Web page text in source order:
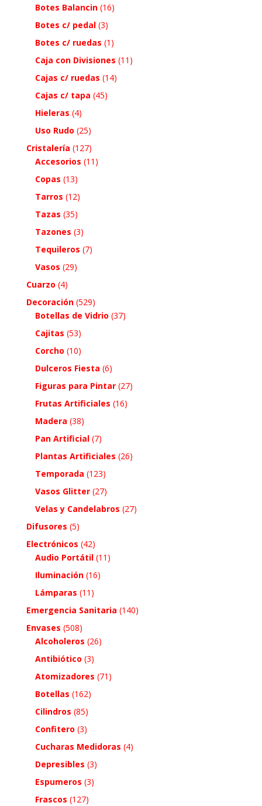
Botes Balancin (16)
Botes c/ pedal (3)
Botes c/ ruedas (1)
Caja con Divisiones (11)
Cajas c/ ruedas (14)
Cajas c/ tapa (45)
Hieleras (4)
Uso Rudo (25)
Cristalería (127)
Accesorios (11)
Copas (13)
Tarros (12)
Tazas (35)
Tazones (3)
Tequileros (7)
Vasos (29)
Cuarzo (4)
Decoración (529)
Botellas de Vidrio (37)
Cajitas (53)
Corcho (10)
Dulceros Fiesta (6)
Figuras para Pintar (27)
Frutas Artificiales (16)
Madera (38)
Pan Artificial (7)
Plantas Artificiales (26)
Temporada (123)
Vasos Glitter (27)
Velas y Candelabros (27)
Difusores (5)
Electrónicos (42)
Audio Portátil (11)
Iluminación (16)
Lámparas (11)
Emergencia Sanitaria (140)
Envases (508)
Alcoholeros (26)
Antibiótico (3)
Atomizadores (71)
Botellas (162)
Cilindros (85)
Confitero (3)
Cucharas Medidoras (4)
Depresibles (3)
Espumeros (3)
Frascos (127)